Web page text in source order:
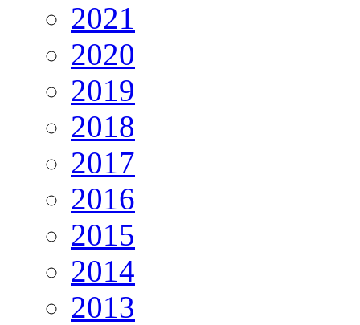
2021
2020
2019
2018
2017
2016
2015
2014
2013